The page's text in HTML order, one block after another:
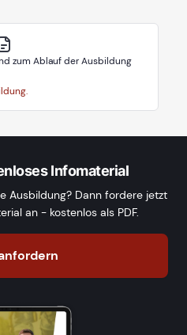
zum Ablauf der Ausbildung
Infomaterial
Ausbildung? Dann fordere jetzt
an - kostenlos als PDF.